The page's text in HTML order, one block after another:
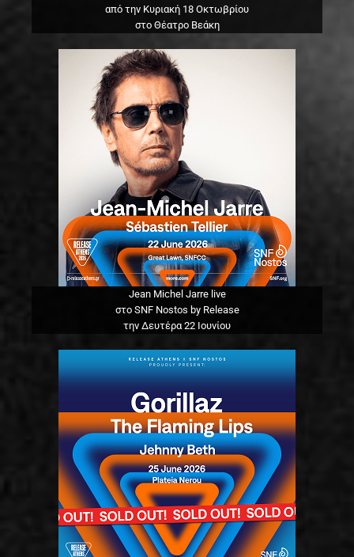
από την Κυριακή 18 Οκτωβρίου
στο Θέατρο Βεάκη
Jean Michel Jarre live
στο SNF Nostos by Release
την Δευτέρα 22 Ιουνίου